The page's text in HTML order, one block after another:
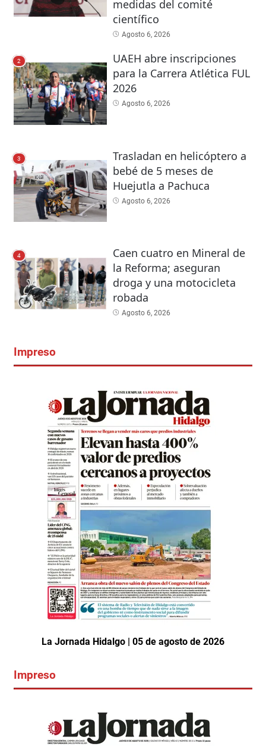
medidas del comité
científico
Agosto 6, 2026
2
UAEH abre inscripciones
para la Carrera Atlética FUL
2026
Agosto 6, 2026
3
Trasladan en helicóptero a
bebé de 5 meses de
Huejutla a Pachuca
Agosto 6, 2026
4
Caen cuatro en Mineral de
la Reforma; aseguran
droga y una motocicleta
robada
Agosto 6, 2026
Impreso
La Jornada Hidalgo | 05 de agosto de 2026
Impreso